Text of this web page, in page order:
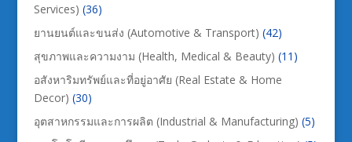
Services) (36)
ยานยนต์และขนส่ง (Automotive & Transport) (42)
สุขภาพและความงาม (Health, Medical & Beauty) (11)
อสังหาริมทรัพย์และที่อยู่อาศัย (Real Estate & Home
Decor) (30)
อุตสาหกรรมและการผลิต (Industrial & Manufacturing) (5)